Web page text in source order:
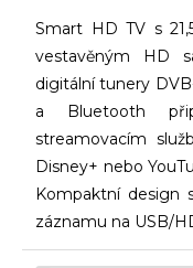
Smart HD TV s
vestavěným HD
digitální tunery
a Bluetooth
streamovacím
Disney+ nebo
Kompaktní design
záznamu na USB/